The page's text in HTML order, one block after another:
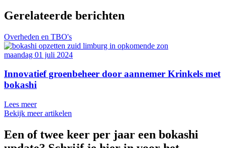
Gerelateerde berichten
Overheden en TBO's
maandag 01 juli 2024
Innovatief groenbeheer door aannemer Krinkels met
bokashi
Lees meer
Bekijk meer artikelen
Een of twee keer per jaar een bokashi